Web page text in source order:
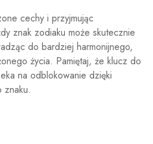
cechy i przyjmując
znak zodiaku może skutecznie
do bardziej harmonijnego,
życia. Pamiętaj, że klucz do
na odblokowanie dzięki
znaku.